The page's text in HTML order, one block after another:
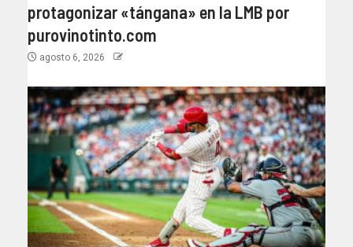
protagonizar «tángana» en la LMB por
purovinotinto.com
agosto 6, 2026